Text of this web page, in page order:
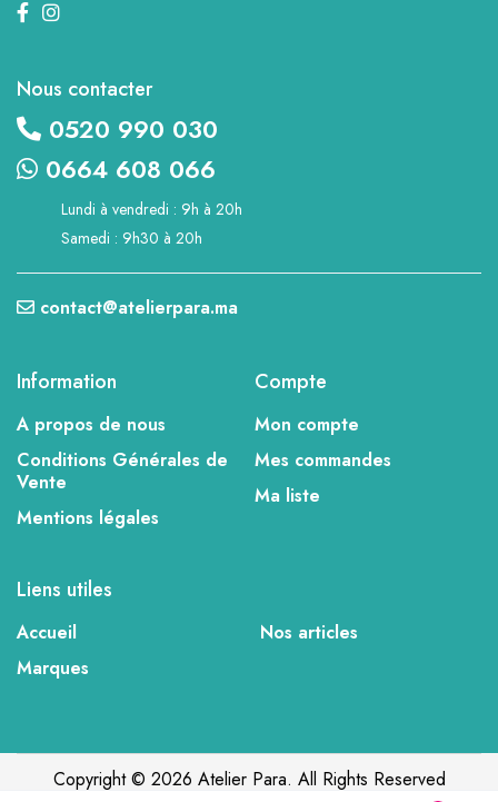
Nous contacter
0520 990 030
0664 608 066
Lundi à vendredi : 9h à 20h
Samedi : 9h30 à 20h
contact@atelierpara.ma
Information
A propos de nous
Conditions Générales de
Vente
Mentions légales
Compte
Mon compte
Mes commandes
Ma liste
Liens utiles
Accueil
Nos articles
Marques
Copyright © 2026 Atelier Para. All Rights Reserved